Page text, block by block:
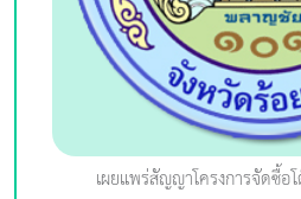
เผยแพร่สัญญาโครงการจัดซื้